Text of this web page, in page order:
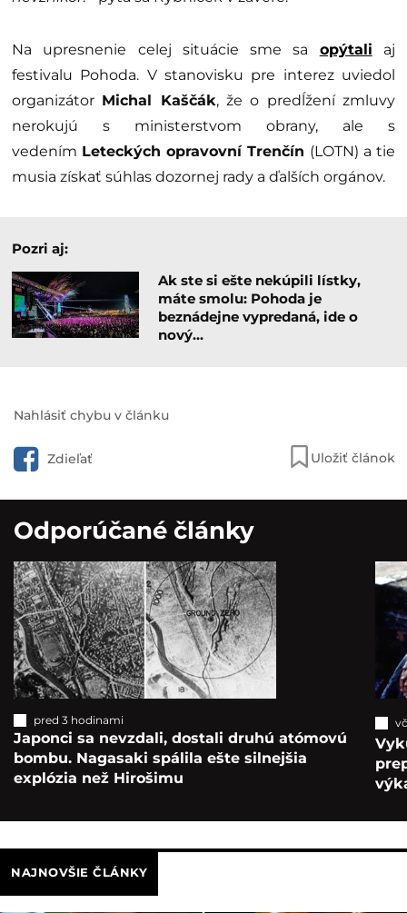
Na upresnenie celej situácie sme sa opýtali aj
festivalu Pohoda. V stanovisku pre interez uviedol
organizátor Michal Kaščák, že o predĺžení zmluvy
nerokujú s ministerstvom obrany, ale s
vedením Leteckých opravovní Trenčín (LOTN) a tie
musia získať súhlas dozornej rady a ďalších orgánov.
Pozri aj:
Ak ste si ešte nekúpili lístky,
máte smolu: Pohoda je
beznádejne vypredaná, ide o
nový…
Nahlásiť chybu v článku
Zdieľať Uložiť článok
Odporúčané články
pred 3 hodinami
Japonci sa nevzdali, dostali druhú atómovú
bombu. Nagasaki spálila ešte silnejšia
explózia než Hirošimu
NAJNOVŠIE ČLÁNKY